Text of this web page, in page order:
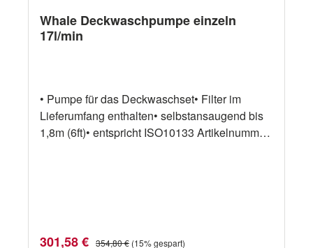
Whale Deckwaschpumpe einzeln
17l/min
• Pumpe für das Deckwaschset• Filter im
Lieferumfang enthalten• selbstansaugend bis
1,8m (6ft)• entspricht ISO10133 Artikelnummer
Verkaufspreis:
301,58 € Regulärer Preis:
354,80 € (15% gespart)